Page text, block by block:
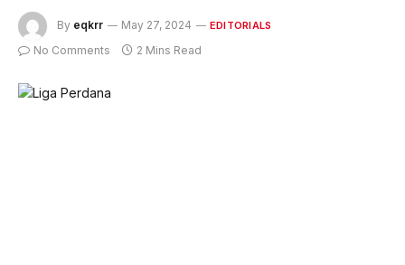
By eqkrr May 27, 2024 EDITORIALS
No Comments 2 Mins Read